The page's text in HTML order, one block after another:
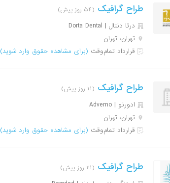
طراح گرافیک (۵۴ روز پیش)
درتا دنتال | Dorta Dental
تهران، تهران
قرارداد تمام‌وقت (برای مشاهده حقوق وارد شوید)
طراح گرافیک (۱۱ روز پیش)
ادورنو | Adverno
تهران، تهران
قرارداد تمام‌وقت (برای مشاهده حقوق وارد شوید)
طراح گرافیک (۲۱ روز پیش)